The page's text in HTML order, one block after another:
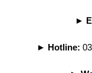
►
► Hotline: